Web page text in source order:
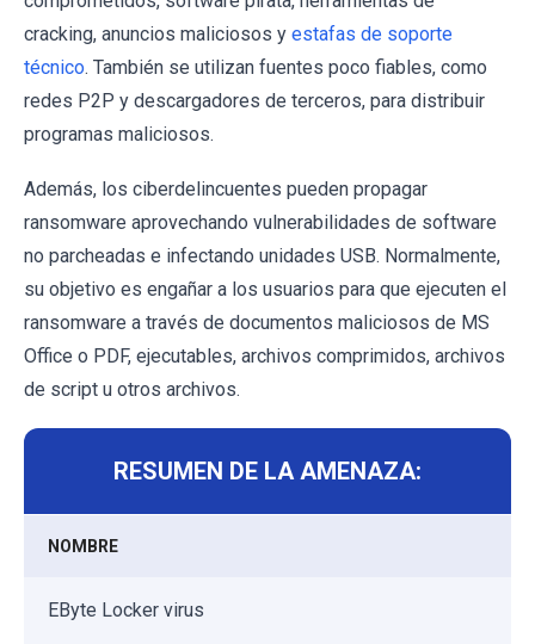
cracking, anuncios maliciosos y estafas de soporte
técnico. También se utilizan fuentes poco fiables, como
redes P2P y descargadores de terceros, para distribuir
programas maliciosos.
Además, los ciberdelincuentes pueden propagar
ransomware aprovechando vulnerabilidades de software
no parcheadas e infectando unidades USB. Normalmente,
su objetivo es engañar a los usuarios para que ejecuten el
ransomware a través de documentos maliciosos de MS
Office o PDF, ejecutables, archivos comprimidos, archivos
de script u otros archivos.
RESUMEN DE LA AMENAZA:
NOMBRE
EByte Locker virus